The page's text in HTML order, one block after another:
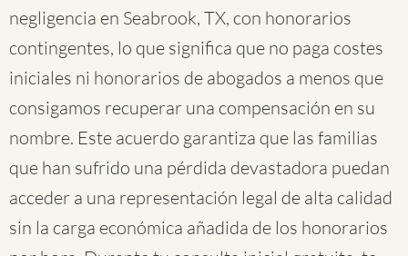
negligencia en Seabrook, TX, con honorarios
contingentes, lo que significa que no paga costes
iniciales ni honorarios de abogados a menos que
consigamos recuperar una compensación en su
nombre. Este acuerdo garantiza que las familias
que han sufrido una pérdida devastadora puedan
acceder a una representación legal de alta calidad
sin la carga económica añadida de los honorarios